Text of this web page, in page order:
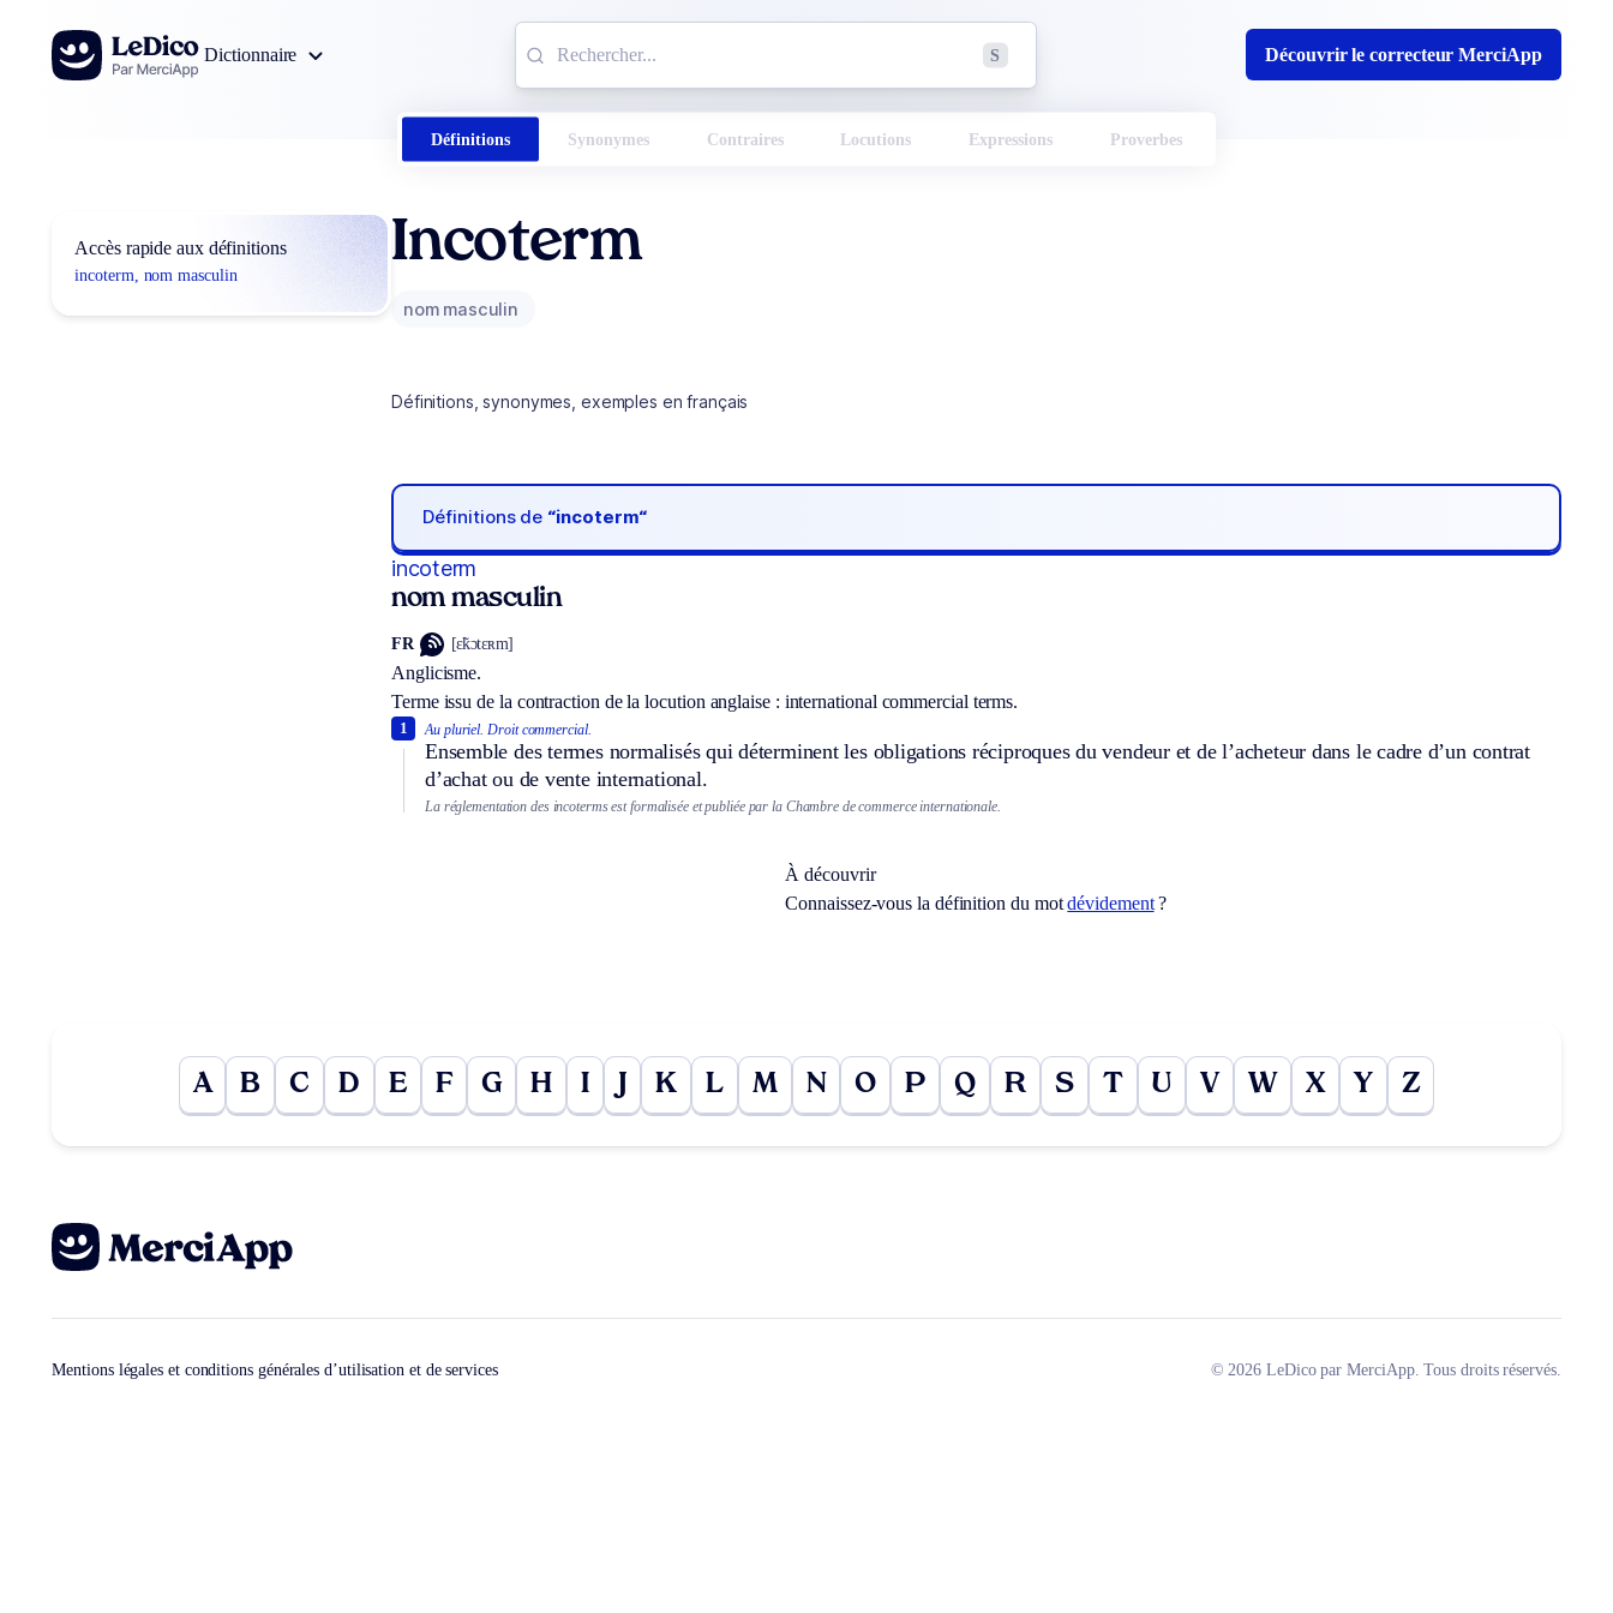
Aller au contenu
Dictionnaire
S Découvrir le correcteur MerciApp
Définitions Synonymes Contraires Locutions Expressions Proverbes
Accès rapide aux définitions
incoterm, nom masculin
Incoterm
nom masculin
Définitions, synonymes, exemples en français
Définitions de “incoterm“
incoterm
nom masculin
FR [ɛ̃kɔtɛʀm]
Anglicisme.
Terme issu de la contraction de la locution anglaise : international commercial terms.
Au pluriel. Droit commercial.
Ensemble des termes normalisés qui déterminent les obligations réciproques du vendeur et de l’acheteur dans le cadre d’un contrat
d’achat ou de vente international.
1
La réglementation des incoterms est formalisée et publiée par la Chambre de commerce internationale.
À découvrir
Connaissez-vous la définition du motdévidement?
A B C D E F G H I J K L M N O P Q R S T U V W X Y Z
Mentions légales et conditions générales d’utilisation et de services © 2026 LeDico par MerciApp. Tous droits réservés.